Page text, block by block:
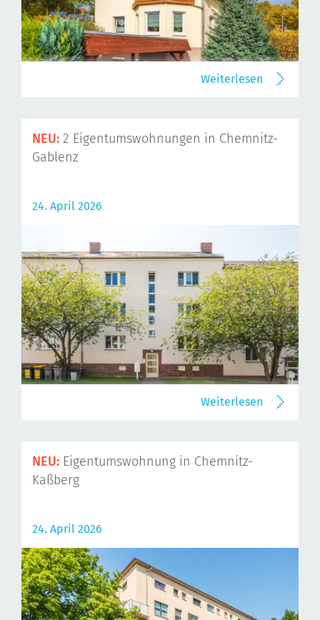
Weiterlesen
NEU: 2 Eigentumswohnungen in Chemnitz-
Gablenz
24. April 2026
Weiterlesen
NEU: Eigentumswohnung in Chemnitz-
Kaßberg
24. April 2026